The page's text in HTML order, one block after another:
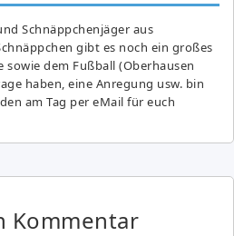
Schnäppchenjäger aus
gibt es noch ein großes
dem Fußball (Oberhausen
haben, eine Anregung usw. bin
am Tag per eMail für euch
Kommentar